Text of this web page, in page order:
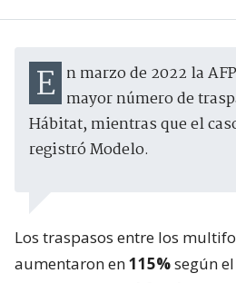
En marzo de 2022 la AFP que presentó el mayor número de
Hábitat, mientras que el
registró Modelo.
Los traspasos entre los
aumentaron en115%según